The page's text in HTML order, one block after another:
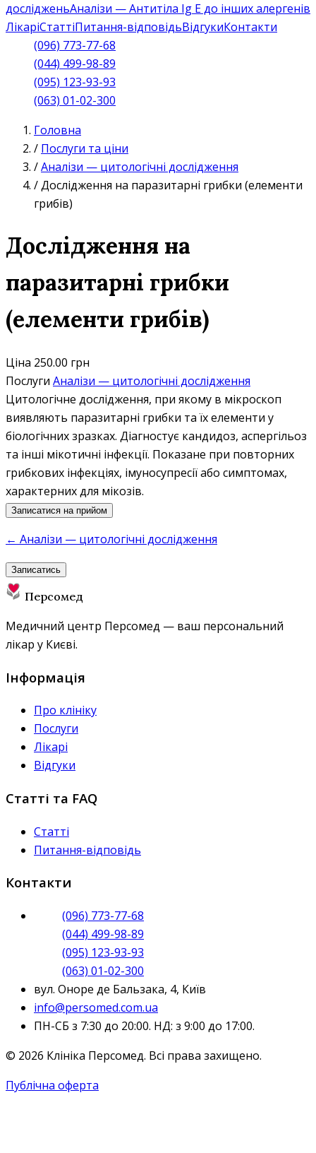
дослідженьАналізи — Антитіла Ig E до інших алергенів
ЛікаріСтаттіПитання-відповідьВідгукиКонтакти
(096) 773-77-68
(044) 499-98-89
(095) 123-93-93
(063) 01-02-300
Головна
/ Послуги та ціни
/Аналізи — цитологічні дослідження
/Дослідження на паразитарні грибки (елементи
грибів)
Дослідження на
паразитарні грибки
(елементи грибів)
Ціна 250.00 грн
Послуги Аналізи — цитологічні дослідження
Цитологічне дослідження, при якому в мікроскоп
виявляють паразитарні грибки та їх елементи у
біологічних зразках. Діагностує кандидоз, аспергільоз
та інші мікотичні інфекції. Показане при повторних
грибкових інфекціях, імуносупресії або симптомах,
характерних для мікозів.
Записатися на прийом
← Аналізи — цитологічні дослідження
Записатись
Персомед
Медичний центр Персомед — ваш персональний
лікар у Києві.
Інформація
Про клініку
Послуги
Лікарі
Відгуки
Статті та FAQ
Статті
Питання-відповідь
Контакти
(096) 773-77-68
(044) 499-98-89
(095) 123-93-93
(063) 01-02-300
вул. Оноре де Бальзака, 4, Київ
info@persomed.com.ua
ПН-СБ з 7:30 до 20:00. НД: з 9:00 до 17:00.
© 2026 Клініка Персомед. Всі права захищено.
Публічна оферта